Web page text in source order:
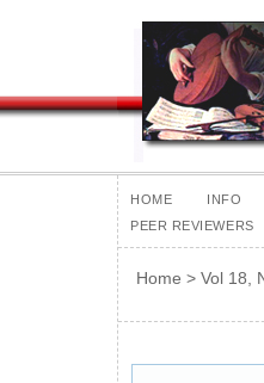
HOME INFO
PEER REVIEWERS
Home > Vol 18,